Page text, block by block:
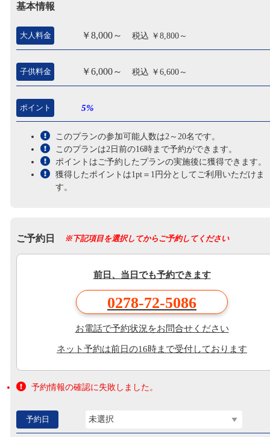
基本情報
大人料金 ￥8,000～ 税込 ￥8,800～
子供料金 ￥6,000～ 税込 ￥6,600～
ポイント 5%
このプランの参加可能人数は2～20名です。
このプランは2日前の16時まで予約ができます。
ポイントはご予約したプランの実施後に獲得できます。
獲得したポイントは1pt＝1円分としてご利用いただけま
す。
ご予約日 ※下記項目を選択してからご予約してください
前日、当日でも予約できます
0278-72-5086
お電話で予約状況をお問合せください
ネット予約は前日の16時まで受付しております
予約情報の確認に失敗しました。
予約日 未選択